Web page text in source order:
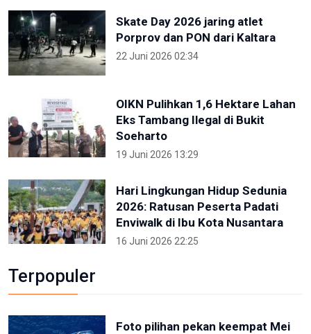
Skate Day 2026 jaring atlet
Porprov dan PON dari Kaltara
22 Juni 2026 02:34
OIKN Pulihkan 1,6 Hektare Lahan
Eks Tambang Ilegal di Bukit
Soeharto
19 Juni 2026 13:29
Hari Lingkungan Hidup Sedunia
2026: Ratusan Peserta Padati
Enviwalk di Ibu Kota Nusantara
16 Juni 2026 22:25
Terpopuler
Foto pilihan pekan keempat Mei